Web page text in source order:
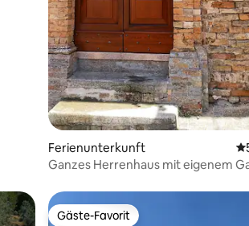
Ferienunterkunft
Ganzes Herrenhaus mit eigenem
Gäste-Favorit
Gäste-Favorit